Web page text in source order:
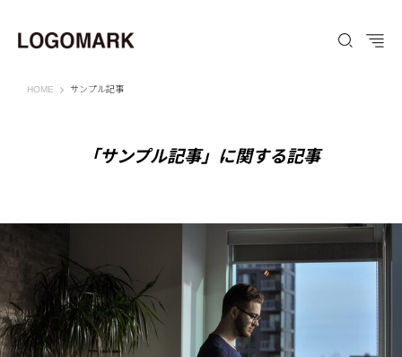
HOME ウェブサイト
サンプル記事
「サンプル記事」に関する記事